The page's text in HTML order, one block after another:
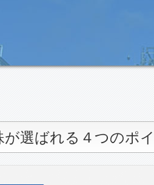
が選ばれる４つのポ